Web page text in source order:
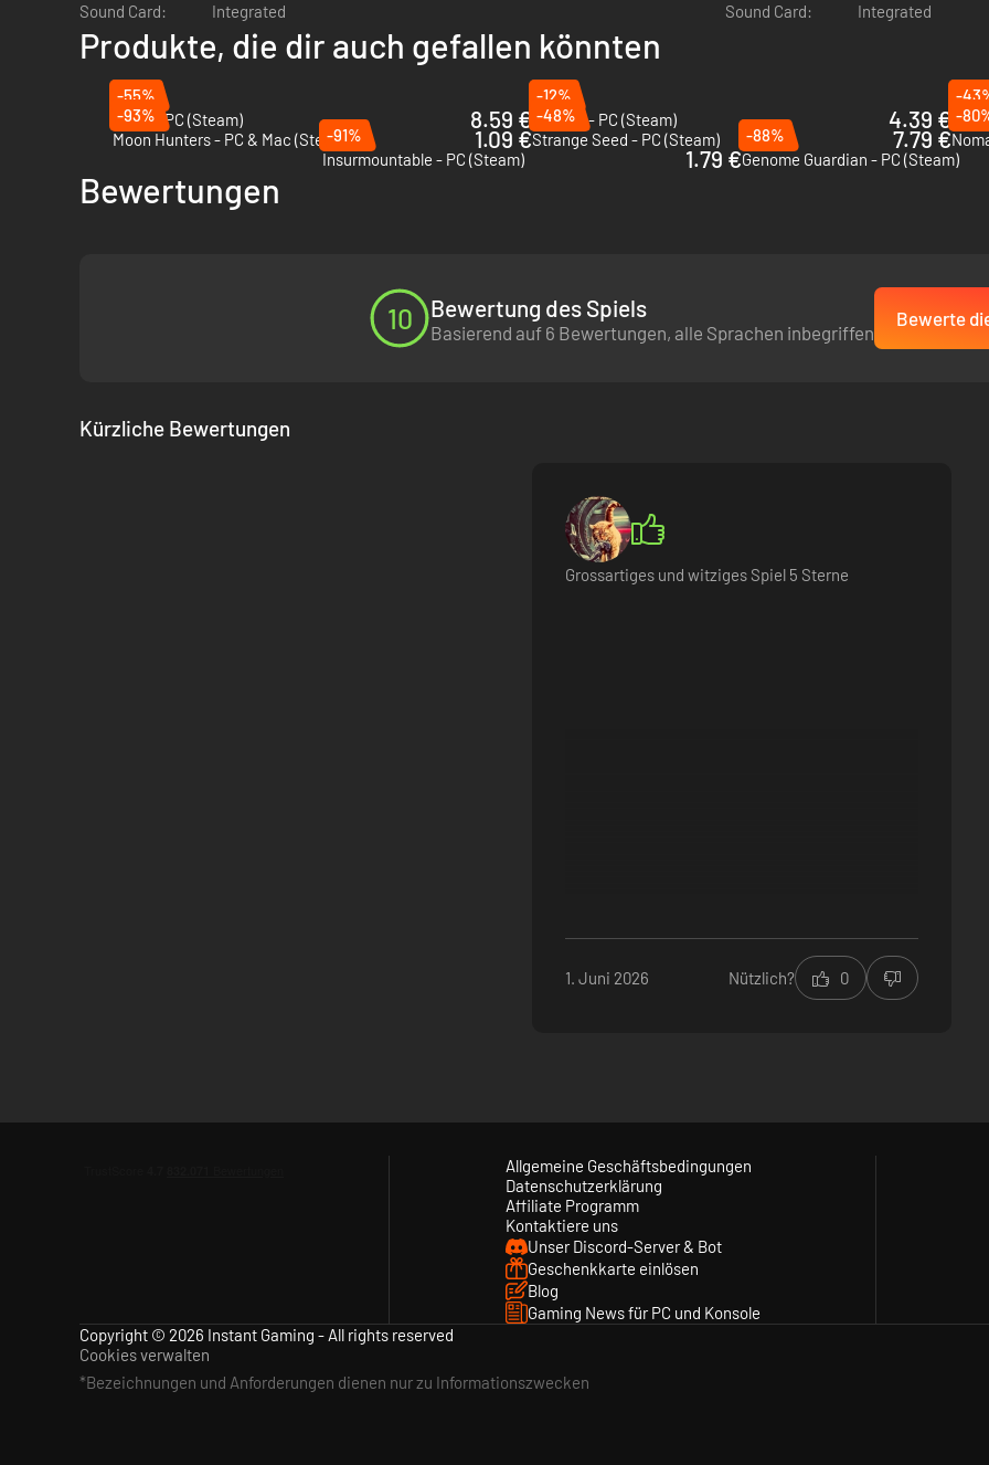
Wie jeder weiß, entwickelt sich jeder Organismus irgendwann zu einer Krabbe. Stimmt‘s?
Na, auf dich trifft das nicht zu. Wähle deinen Weg und deine Strategie, um die konvergente Evolution zu besiegen. Nimm das,
FEATURES
Über 125 evolutionsbasierte Fähigkeiten
Sound Card:
Integrated
Sound Card:
Integrated
Produkte, die dir auch gefallen könnten
-55%
Noita - PC (Steam)
8.59 €
-12%
Brotato - PC (Steam)
4.39 €
-
-93%
Moon Hunters - PC & Mac (Steam)
1.09 €
-48%
Strange Seed - PC (Steam)
7.79 €
-
-91%
Insurmountable - PC (Steam)
1.79 €
-88%
Genome Guardian - PC (Steam)
Bewertungen
10 Bewertung des Spiels
Basierend auf 6 Bewertungen, alle Sprachen inbegriffen
Bewerte
Kürzliche Bewertungen
Grossartiges und witziges Spiel 5 Sterne
1. Juni 2026 Nützlich? 0
Allgemeine Geschäftsbedingungen
Datenschutzerklärung
Affiliate Programm
Kontaktiere uns
Unser Discord-Server & Bot
Geschenkkarte einlösen
Blog
Gaming News für PC und Konsole
Copyright © 2026 Instant Gaming - All rights reserved
Cookies verwalten
*Bezeichnungen und Anforderungen dienen nur zu Informationszwecken